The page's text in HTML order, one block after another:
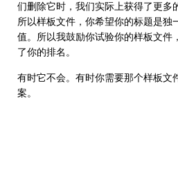
们删除它时，我们实际上获得了更多
所以样板文件，你希望你的标题是独
值。所以我鼓励你试验你的样板文件
了你的排名。
有时它不会。有时你需要那个样板文
案。